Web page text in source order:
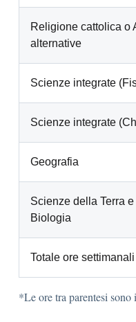
Religione cattolica o
alternative
Scienze integrate
Scienze integrate
Geografia
Scienze della Terra e
Biologia
Totale ore settimanali
*Le ore tra parentesi